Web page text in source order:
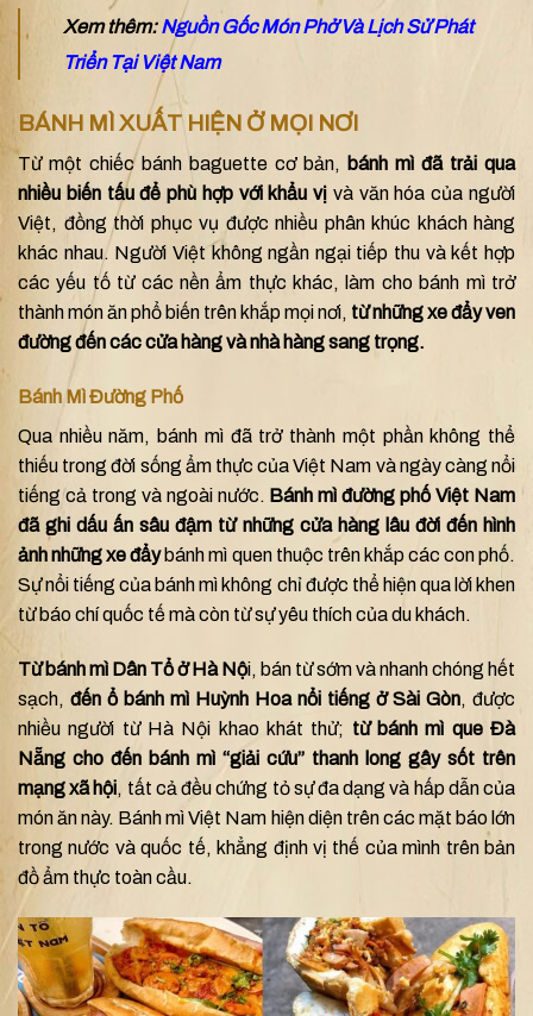
Xem thêm:Nguồn Gốc Món Phở Và Lịch Sử Phát
Triển Tại Việt Nam
BÁNH MÌ XUẤT HIỆN Ở MỌI NƠI
Từ một chiếc bánh baguette cơ bản, bánh mì đã trải qua
nhiều biến tấu để phù hợp với khẩu vị và văn hóa của người
Việt, đồng thời phục vụ được nhiều phân khúc khách hàng
khác nhau. Người Việt không ngần ngại tiếp thu và kết hợp
các yếu tố từ các nền ẩm thực khác, làm cho bánh mì trở
thành món ăn phổ biến trên khắp mọi nơi, từ những xe đẩy ven
đường đến các cửa hàng và nhà hàng sang trọng.
Bánh Mì Đường Phố
Qua nhiều năm, bánh mì đã trở thành một phần không thể
thiếu trong đời sống ẩm thực của Việt Nam và ngày càng nổi
tiếng cả trong và ngoài nước. Bánh mì đường phố Việt Nam
đã ghi dấu ấn sâu đậm từ những cửa hàng lâu đời đến hình
ảnh những xe đẩybánh mì quen thuộc trên khắp các con phố.
Sự nổi tiếng của bánh mì không chỉ được thể hiện qua lời khen
từ báo chí quốc tế mà còn từ sự yêu thích của du khách.
Từ bánh mì Dân Tổ ở Hà Nội, bán từ sớm và nhanh chóng hết
sạch, đến ổ bánh mì Huỳnh Hoa nổi tiếng ở Sài Gòn, được
nhiều người từ Hà Nội khao khát thử; từ bánh mì que Đà
Nẵng cho đến bánh mì “giải cứu” thanh long gây sốt trên
mạng xã hội, tất cả đều chứng tỏ sự đa dạng và hấp dẫn của
món ăn này. Bánh mì Việt Nam hiện diện trên các mặt báo lớn
trong nước và quốc tế, khẳng định vị thế của mình trên bản
đồ ẩm thực toàn cầu.